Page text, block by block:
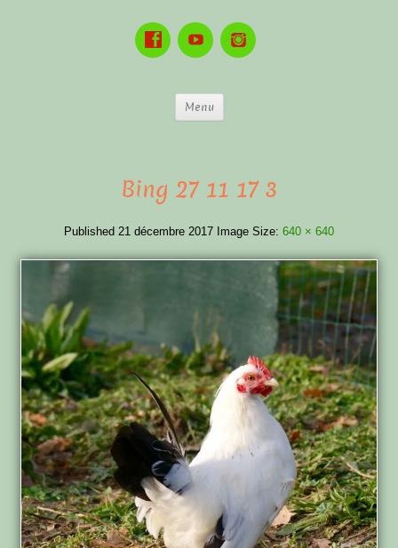
Menu
Bing 27 11 17 3
Published 21 décembre 2017 Image Size: 640 × 640